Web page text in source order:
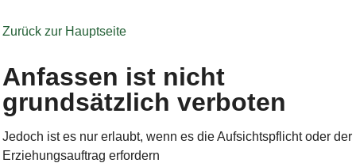
Zurück zur Hauptseite
Anfassen ist nicht
grundsätzlich verboten
Jedoch ist es nur erlaubt, wenn es die Aufsichtspflicht oder der
Erziehungsauftrag erfordern